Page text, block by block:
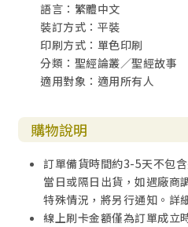
第九計 李代桃僵
猶大許諾承擔後果，情詞迫
四十四章）
逃奴窮途幸遇救星，保羅修書
窮途末路費心機，派人伏底
七章）
第十一計 連環計
命藏銀杯策畫留弟，不計前
四十五章）
語言：繁體中文
裝訂方式：平裝
印刷方式：單色印刷
分類：聖經論叢／聖經故事
適用對象：適用所有人
購物說明
訂單備貨時間約3-5天不包
當日或隔日出貨，如遇廠商
特殊情況，將另行通知。詳
線上刷卡金額僅為訂單成立